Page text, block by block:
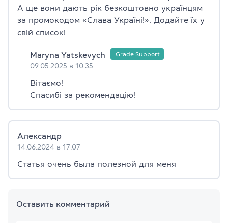
А ще вони дають рік безкоштовно українцям
за промокодом «Слава Україні!». Додайте їх у
свій список!
Maryna Yatskevych
09.05.2025 в 10:35
Вітаємо!
Спасибі за рекомендацію!
Александр
14.06.2024 в 17:07
Статья очень была полезной для меня
Оставить комментарий